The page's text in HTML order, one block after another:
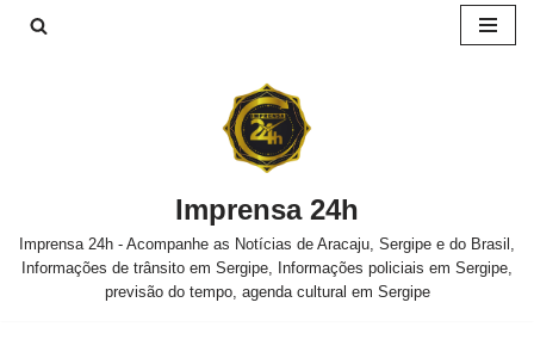
Imprensa 24h
Imprensa 24h - Acompanhe as Notícias de Aracaju, Sergipe e do Brasil,
Informações de trânsito em Sergipe, Informações policiais em Sergipe,
previsão do tempo, agenda cultural em Sergipe